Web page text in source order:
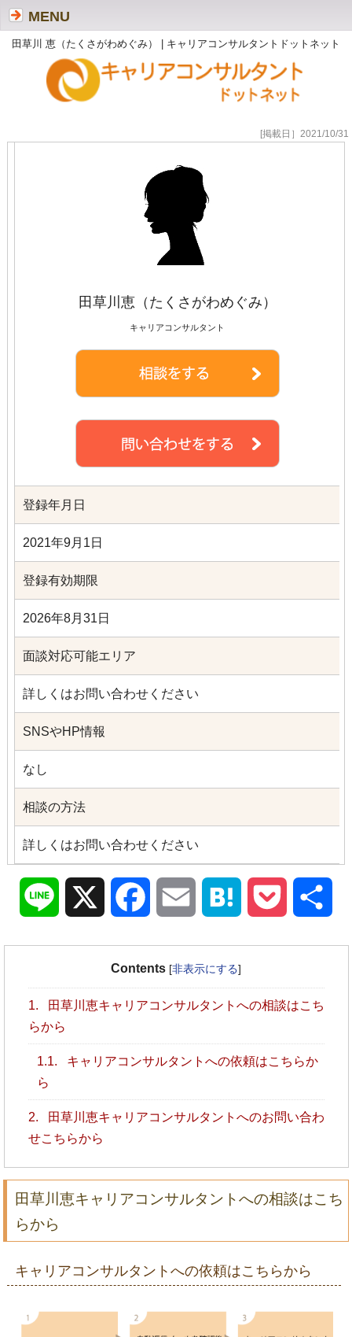
田草川 恵（たくさがわめぐみ） | キャリアコンサルタントドットネット
MENU
[掲載日］2021/10/31
田草川恵（たくさがわめぐみ）
キャリアコンサルタント
登録年月日
2021年9月1日
登録有効期限
2026年8月31日
面談対応可能エリア
詳しくはお問い合わせください
SNSやHP情報
なし
相談の方法
詳しくはお問い合わせください
Line Facebook Email Hatena Pocket
Contents [非表示にする]
1.
田草川恵キャリアコンサルタントへの相談はこち
らから
1.1.
キャリアコンサルタントへの依頼はこちらか
ら
2.
田草川恵キャリアコンサルタントへのお問い合わ
せこちらから
田草川恵キャリアコンサルタントへの相談はこち
らから
キャリアコンサルタントへの依頼はこちらから